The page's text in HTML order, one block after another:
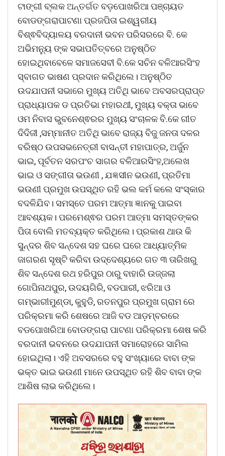
ଟାଙ୍ଗୀ ବ୍ଲକ ଅନ୍ତର୍ଗତ ବଡ଼ପୋଖରିଆ ପଞ୍ଚାୟତ
ବୋଡଙ୍ଗରାପାଟଣା ପ୍ରଜପିତା ଇଶ୍ୱରୀୟ
ବିଶ୍ଵବିଦ୍ୟାଳୟ ବରଦାନୀ ଭବନ ପରିସରରେ ବି. କେ
ଅଭିମନ୍ୟୁ ଙ୍କ ସଭାପତିତ୍ବରେ ଅନୁଷ୍ଠିତ
ହୋଇଥିବାବେଳେ ସମାଜସେବୀ ବି.କେ ସଚିନ ବଳିଆରସିଂହ
ସ୍ବାଗତ ଭାଷଣ ପ୍ରଦାନ କରିଥିଲେ। ଅନୁଷ୍ଠିତ
ଉଦଯାପନୀ ସଭାରେ ମୁଖ୍ୟ ଅତିଥି ଭାବେ ଅବସରପ୍ରାପ୍ତ
ପ୍ରାଧ୍ୟାପକ ଡ ପ୍ରତିଭା ମହାରଥୀ, ମୁଖ୍ୟ ବକ୍ତା ଭାବେ
ଓମ ନିବାସ ଭୁବନେଶ୍ଵରର ମୁଖ୍ୟ ସଂଚାଳକ ବି.କେ ଗୀତ
ଦିଦିଜୀ ,ସମ୍ମାନୀତ ଅତିଥି ଭାବେ ରାଜ୍ୟ ବିଜୁ ଜନତା ଦଳର
ବରିଷ୍ଠ ଉପସଭନେତ୍ରୀ ବାସନ୍ତୀ ମହାପାତ୍ର, ଅର୍ଜୁନ
ଭାଇ, ପୂର୍ବତନ ସରପଂଚ ସାଗର ବଳିଆରସିଂହ,ଅଲେଖ
ଭାଇ ଓ ସଙ୍ଗୀତା ଭଉଣୀ , ଯଜ୍ଞସୀନ ଭଉଣୀ, ପ୍ରତିମା
ଭଉଣୀ ପ୍ରମୁଖ ଉପସ୍ଥିତ ରହି ଭଲ କର୍ମ କଲେ ସଂସ୍କାର
ବଦଳିଯିବ। ସମସ୍ତେ ପରମ ଆତ୍ମା ଜ୍ଞାନକୁ ପାଇବା
ଆବଶ୍ୟକ। ପରମେଶ୍ଵର ପରମ ଆତ୍ମା ସମସ୍ତଙ୍କର
ପିତା ବୋଲି ମତବ୍ୟକ୍ତ କରିଥିଲେ। ପ୍ରକାଶ ଥାଉ କି
ସୁନ୍ଦର ଶିବ ସନ୍ଦେଶ ସହ ଘରେ ଘରେ ଆଧ୍ୟାତ୍ମିକ
ଜାଗରଣ ସୃଷ୍ଟି କରିବା ଉଦ୍ଦେଶ୍ୟରେ ଗତ ୩ ତାରିଖରୁ
ଶିବ ସନ୍ଦେଶ ରଥ ହରିପୁର ଠାରୁ ବାହାରି ଉଜ୍ଜଲା
ଗୋପିନାଥପୁର, ଉଦୟଗିରି, ବଡପାରୀ, ଝରିଆ ଓ
ଗମ୍ଭାରୀମୁଣ୍ଡା, କୁହୁଡି, ରତନପୁର ପ୍ରମୁଖ ଗ୍ରାମ ରେ
ପରିକ୍ରମା କରି ଶେଷରେ ଆଜି ବଡ ଆଡ଼ମ୍ବରରେ
ବଡପୋଖରିଆ ବୋଡଙ୍ଗରା ପାଟଣା ପରିକ୍ରମା ଶେଷ କରି
ବରଦାନୀ ଭବନରେ ଉଦଯାପନୀ ସମାରୋହରେ ସାମିଲ
ହୋଇଥିଲା। ଏହି ଅବସରରେ ବହୁ ସଂଖ୍ୟାରେ ବାବା ଙ୍କ
ଭକ୍ତ ଭାଇ ଭଉଣୀ ମାନେ ଉପସ୍ଥିତ ରହି ଶିବ ବାବା ଙ୍କ
ଆଶିଷ ଲାଭ କରିଥିଲେ।